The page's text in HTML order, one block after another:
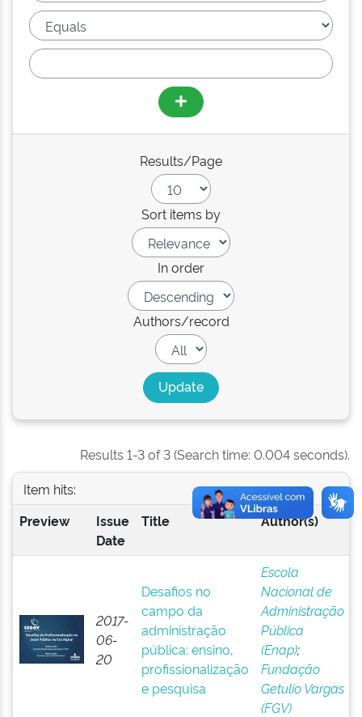
Results/Page
Sort items by
In order
Authors/record
Results 1-3 of 3 (Search time: 0.004 seconds).
Item hits:
Preview
Issue
Date
Title Author(s)
2017-
06-
20
Desafios no
campo da
administração
pública: ensino,
profissionalização
e pesquisa
Escola
Nacional de
Administração
Pública
(Enap);
Fundação
Getulio Vargas
(FGV)